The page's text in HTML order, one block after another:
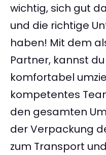
wichtig, sich gut
und die richtige
haben! Mit dem
Partner, kannst
komfortabel
kompetentes
den gesamten
der Verpackung
zum Transport